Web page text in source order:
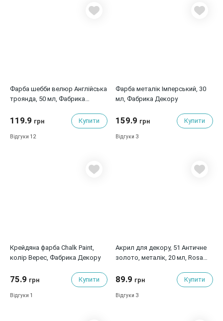
Фарба шебби велюр Англійська
троянда, 50 мл, Фабрика
119.9 грн Купити
Відгуки 12
Фарба металік Імперський, 30
мл, Фабрика Декору
159.9 грн Купити
Відгуки 3
Крейдяна фарба Chalk Paint,
колір Верес, Фабрика Декору
75.9 грн Купити
Відгуки 1
Акрил для декору, 51 Античне
золото, металік, 20 мл, Rosa
89.9 грн Купити
Відгуки 3